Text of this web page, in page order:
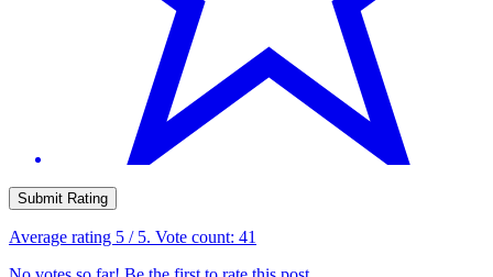
Submit Rating
Average rating 5 / 5. Vote count: 41